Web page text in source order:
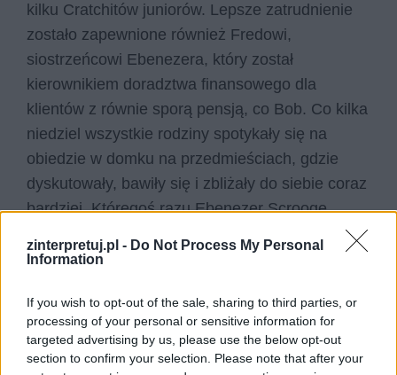
zinterpretuj.pl - Do Not Process My Personal
Information
If you wish to opt-out of the sale, sharing to third parties, or
processing of your personal or sensitive information for
targeted advertising by us, please use the below opt-out
section to confirm your selection. Please note that after your
kilku Cratchitów juniorów. Lepsze zatrudnienie
zostało zapewnione również Fredowi,
siostrzeńcowi Ebenezera, który został
kierownikiem doradztwa finansowego dla
klientów z równie sporą pensją, co Bob. Co kilka
niedziel wszystkie rodziny spotykały się na
obiedzie w domku na przedmieściach, gdzie
dyskutowały, bawiły się i zbliżały do siebie coraz
bardziej. Któregoś razu Ebenezer Scrooge
oddalił się od stołu i przypatrzył się wszystkim
swoim gościom zza kotary, gdzie popalał fajkę.
siebie i pomyślał: „Tak, dopiero teraz jestem
szczęśliwy”.